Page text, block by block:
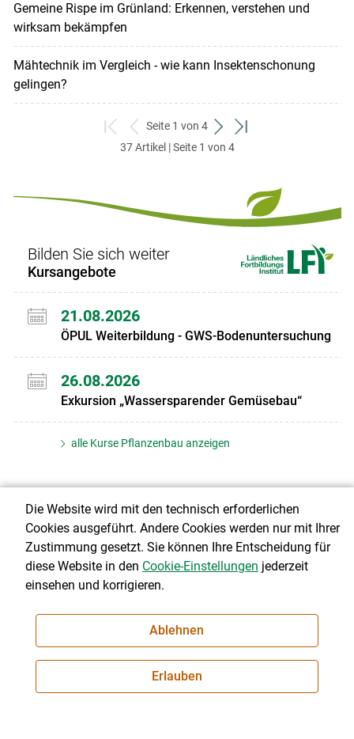
Gemeine Rispe im Grünland: Erkennen, verstehen und
wirksam bekämpfen
Mähtechnik im Vergleich - wie kann Insektenschonung
gelingen?
zum
ersten
zurück
zum
Seite 1 von 4
weiter
zum
zum
37 Artikel | Seite 1 von 4
Bilden Sie sich weiter
Kursangebote
21.08.2026
ÖPUL Weiterbildung - GWS-Bodenuntersuchung
26.08.2026
Exkursion „Wassersparender Gemüsebau“
alle Kurse Pflanzenbau anzeigen
Über uns
Die Website wird mit den technisch erforderlichen
Cookies ausgeführt. Andere Cookies werden nur mit Ihrer
Zustimmung gesetzt. Sie können Ihre Entscheidung für
diese Website in den Cookie-Einstellungen jederzeit
einsehen und korrigieren.
Ablehnen
Erlauben